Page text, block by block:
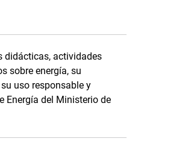
didácticas, actividades
sobre energía, su
uso responsable y
Energía del Ministerio de